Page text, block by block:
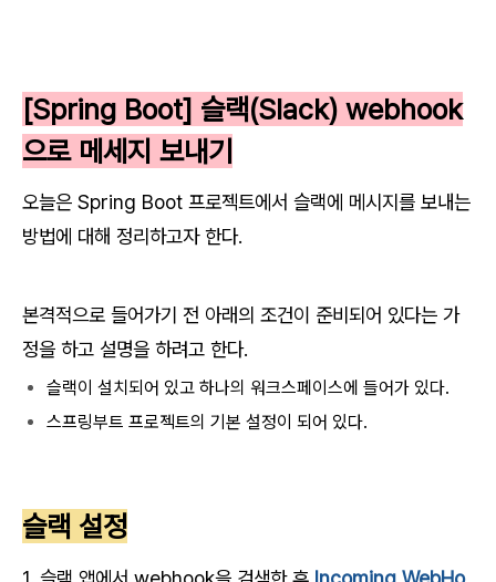
[Spring Boot] 슬랙(Slack) webhook
으로 메세지 보내기
오늘은 Spring Boot 프로젝트에서 슬랙에 메시지를 보내는
방법에 대해 정리하고자 한다.
본격적으로 들어가기 전 아래의 조건이 준비되어 있다는 가
정을 하고 설명을 하려고 한다.
슬랙이 설치되어 있고 하나의 워크스페이스에 들어가 있다.
스프링부트 프로젝트의 기본 설정이 되어 있다.
슬랙 설정